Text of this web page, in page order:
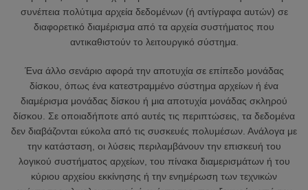
συνέπεια πολύτιμα αρχεία δεδομένων (ή αντίγραφα αυτών) σε
διαφορετικό διαμέρισμα από τα αρχεία συστήματος που
αντικαθιστούν το λειτουργικό σύστημα.
Ένα άλλο σενάριο αφορά την αποτυχία σε επίπεδο μονάδας
δίσκου, όπως ένα κατεστραμμένο σύστημα αρχείων ή ένα
διαμέρισμα μονάδας δίσκου ή μια αποτυχία μονάδας σκληρού
δίσκου. Σε οποιαδήποτε από αυτές τις περιπτώσεις, τα δεδομένα
δεν διαβάζονται εύκολα από τις συσκευές πολυμέσων. Ανάλογα με
την κατάσταση, οι λύσεις περιλαμβάνουν την επισκευή του
λογικού συστήματος αρχείων, του πίνακα διαμερισμάτων ή του
κύριου αρχείου εκκίνησης ή την ενημέρωση των τεχνικών